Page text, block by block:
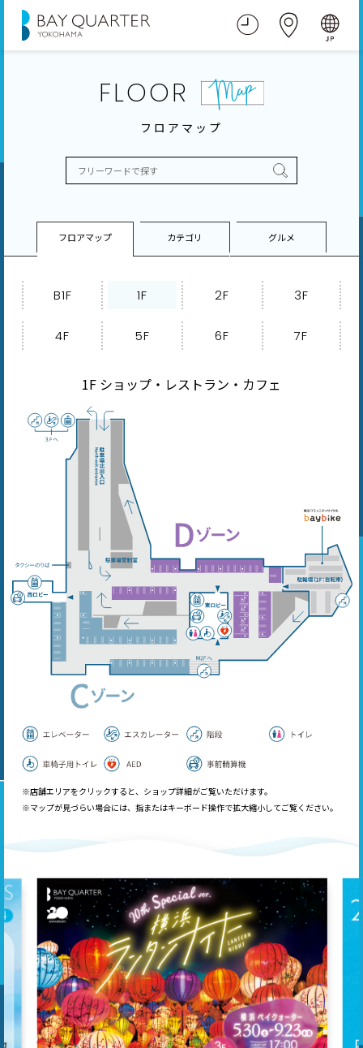
FLOOR
フロアマップ
フロアマップ カテゴリ グルメ
B1F 1F 2F 3F
4F 5F 6F 7F
1F ショップ・レストラン・カフェ
※店舗エリアをクリックすると、ショップ詳細がご覧いただけます。
※マップが見づらい場合には、指またはキーボード操作で拡大縮小してご覧ください。